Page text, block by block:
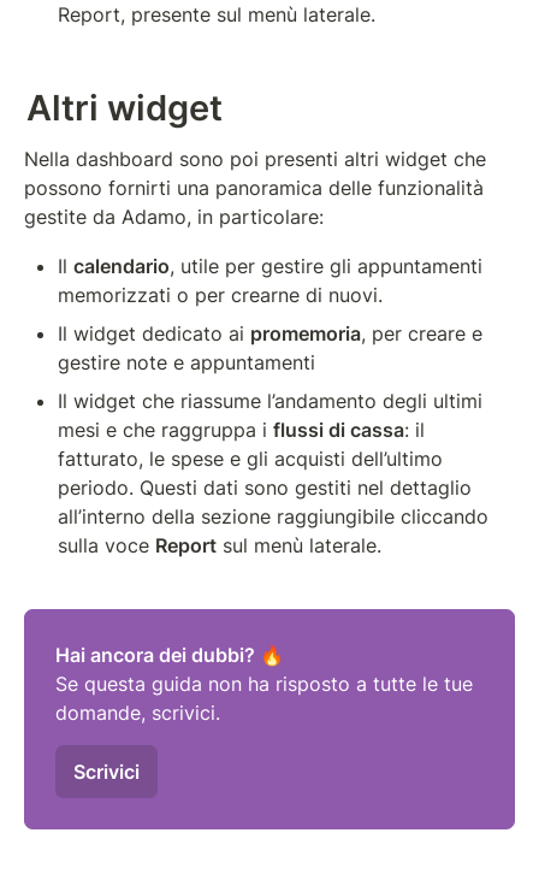
Report, presente sul menù laterale.
Altri widget
Nella dashboard sono poi presenti altri widget che
possono fornirti una panoramica delle funzionalità
gestite da Adamo, in particolare:
Il calendario, utile per gestire gli appuntamenti
memorizzati o per crearne di nuovi.
Il widget dedicato ai promemoria, per creare e
gestire note e appuntamenti
Il widget che riassume l’andamento degli ultimi
mesi e che raggruppa i flussi di cassa: il
fatturato, le spese e gli acquisti dell’ultimo
periodo. Questi dati sono gestiti nel dettaglio
all’interno della sezione raggiungibile cliccando
sulla voce Report sul menù laterale.
Se questa guida non ha risposto a tutte le tue
Scrivici